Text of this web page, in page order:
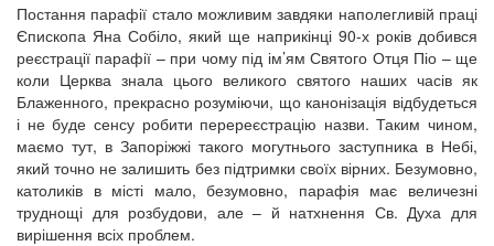
Постання парафії стало можливим завдяки наполегливій праці
Єпископа Яна Собіло, який ще наприкінці 90-х років добився
реєстрації парафії – при чому під ім’ям Святого Отця Піо – ще
коли Церква знала цього великого святого наших часів як
Блаженного, прекрасно розуміючи, що канонізація відбудеться
і не буде сенсу робити перереєстрацію назви. Таким чином,
маємо тут, в Запоріжжі такого могутнього заступника в Небі,
який точно не залишить без підтримки своїх вірних. Безумовно,
католиків в місті мало, безумовно, парафія має величезні
труднощі для розбудови, але – й натхнення Св. Духа для
вирішення всіх проблем.